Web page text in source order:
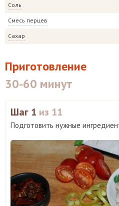
Соль
Смесь перцев
Сахар
Приготовление
30-60 минут
Шаг 1 из 11
Подготовить нужные